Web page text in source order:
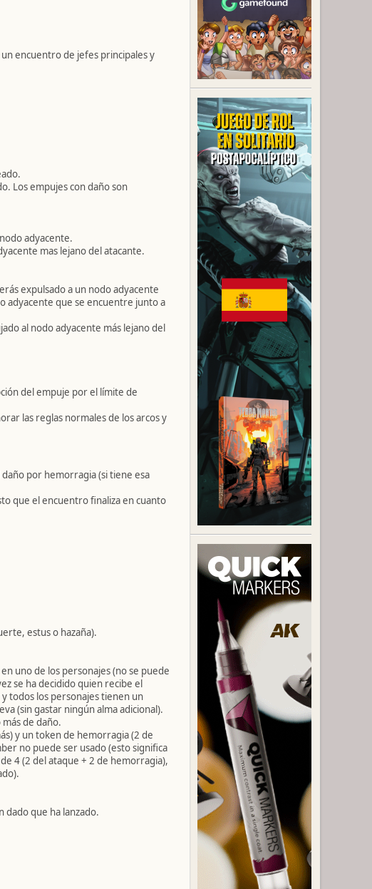
encuentro de jefes principales y
Los empujes con daño son
adyacente.
mas lejano del atacante.
expulsado a un nodo adyacente
adyacente que se encuentre junto a
al nodo adyacente más lejano del
del empuje por el límite de
las reglas normales de los arcos y
por hemorragia (si tiene esa
que el encuentro finaliza en cuanto
estus o hazaña).
uno de los personajes (no se puede
se ha decidido quien recibe el
todos los personajes tienen un
(sin gastar ningún alma adicional).
de daño.
y un token de hemorragia (2 de
no puede ser usado (esto significa
4 (2 del ataque + 2 de hemorragia),
dado que ha lanzado.